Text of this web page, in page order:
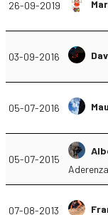
26-09-2019
03-09-2016
05-07-2016
05-07-2015
07-08-2013